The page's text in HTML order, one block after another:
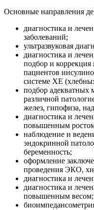
Основные направления
диагностика и
заболеваний;
ультразвуковая
диагностика и
подбор и коррекция
пациентов
системе ХЕ
подбор адекватных
различной
желез, гипофиза,
диагностика и
повышенным
наблюдение и
эндокринной
беременность;
оформление
проведения ЭКО,
диагностика и
диагностика и
повышенным весом;